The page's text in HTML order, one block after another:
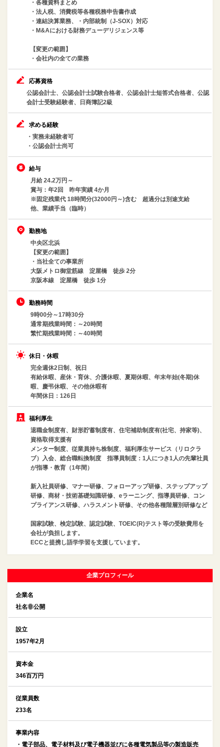
・各種資料まとめ
・法人税、消費税等各種税務申告書作成
・連結決算業務、・内部統制（J-SOX）対応
・M&Aにおける財務デューデリジェンス等
【変更の範囲】
・会社内の全ての業務
応募資格
公認会計士、公認会計士試験合格者、公認会計士短答式合格者、公認
会計士受験経験者、日商簿記2級
求める経験
・実務未経験者可
・公認会計士尚可
給与
月給 24.2万円～
賞与：年2回 昨年実績 4か月
※固定残業代 18時間分(32000円～)含む 超過分は別途支給
他、業績手当（臨時）
勤務地
中央区北浜
【変更の範囲】
・当社全ての事業所
大阪メトロ御堂筋線 淀屋橋 徒歩 2分
京阪本線 淀屋橋 徒歩 1分
勤務時間
9時00分～17時30分
通常期残業時間：～20時間
繁忙期残業時間：～40時間
休日・休暇
完全週休2日制、祝日
有給休暇、産休・育休、介護休暇、夏期休暇、年末年始(冬期)休
暇、慶弔休暇、その他休暇有
年間休日：126日
福利厚生
退職金制度有、財形貯蓄制度有、住宅補助制度有(社宅、持家等)、
資格取得支援有
メンター制度、従業員持ち株制度、福利厚生サービス（リロクラ
ブ）入会、総合職転換制度 指導員制度：1人につき1人の先輩社員
が指導・教育（1年間）
新入社員研修、マナー研修、フォローアップ研修、ステップアップ
研修、商材・技術基礎知識研修、eラーニング、指導員研修、コン
プライアンス研修、ハラスメント研修、その他各種階層別研修など
国家試験、検定試験、認定試験、TOEIC(R)テスト等の受験費用を
会社が負担します。
ECCと提携し語学学習を支援しています。
企業プロフィール
企業名
社名非公開
設立
1957年2月
資本金
346百万円
従業員数
233名
事業内容
・電子部品、電子材料及び電子機器並びに各種電気製品等の製造販売